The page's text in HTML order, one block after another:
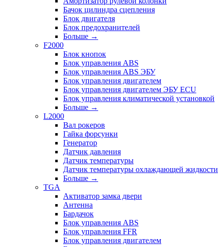
Бачок цилиндра сцепления
Блок двигателя
Блок предохранителей
Больше →
F2000
Блок кнопок
Блок управления ABS
Блок управления ABS ЭБУ
Блок управления двигателем
Блок управления двигателем ЭБУ ECU
Блок управления климатической установкой
Больше →
L2000
Вал рокеров
Гайка форсунки
Генератор
Датчик давления
Датчик температуры
Датчик температуры охлаждающей жидкости
Больше →
TGA
Активатор замка двери
Антенна
Бардачок
Блок управления ABS
Блок управления FFR
Блок управления двигателем